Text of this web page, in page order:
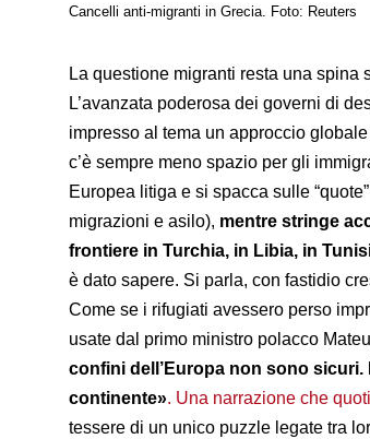
Cancelli anti-migranti in Grecia. Foto: Reuters
La questione migranti resta una spina
L’avanzata poderosa dei governi di
impresso al tema un approccio
c’è sempre meno spazio per gli
Europea litiga e si spacca sulle
migrazioni e asilo), mentre stringe
frontiere in Turchia, in Libia, in
è dato sapere. Si parla, con fastidio
Come se i rifugiati avessero perso
usate dal primo ministro polacco
confini dell’Europa non sono
continente». Una narrazione che
tessere di un unico puzzle legate tra